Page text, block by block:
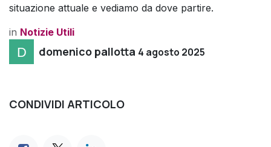
situazione attuale e vediamo da dove partire.
in Notizie Utili
domenico pallotta 4 agosto 2025
CONDIVIDI ARTICOLO